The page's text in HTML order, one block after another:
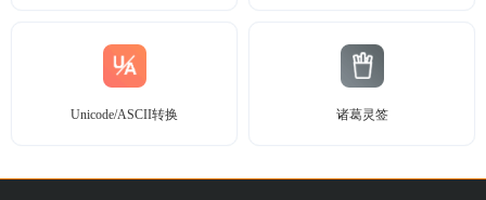
Unicode/ASCII转换 诸葛灵签